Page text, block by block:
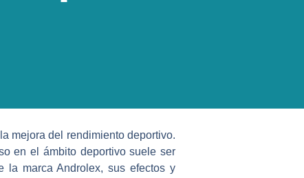
mejora del rendimiento deportivo.
en el ámbito deportivo suele ser
la marca Androlex, sus efectos y